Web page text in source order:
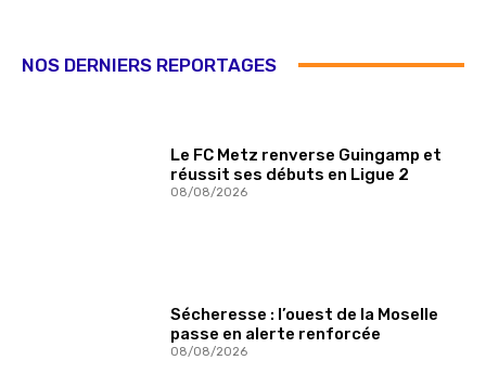
NOS DERNIERS REPORTAGES
Le FC Metz renverse Guingamp et
réussit ses débuts en Ligue 2
08/08/2026
Sécheresse : l’ouest de la Moselle
passe en alerte renforcée
08/08/2026